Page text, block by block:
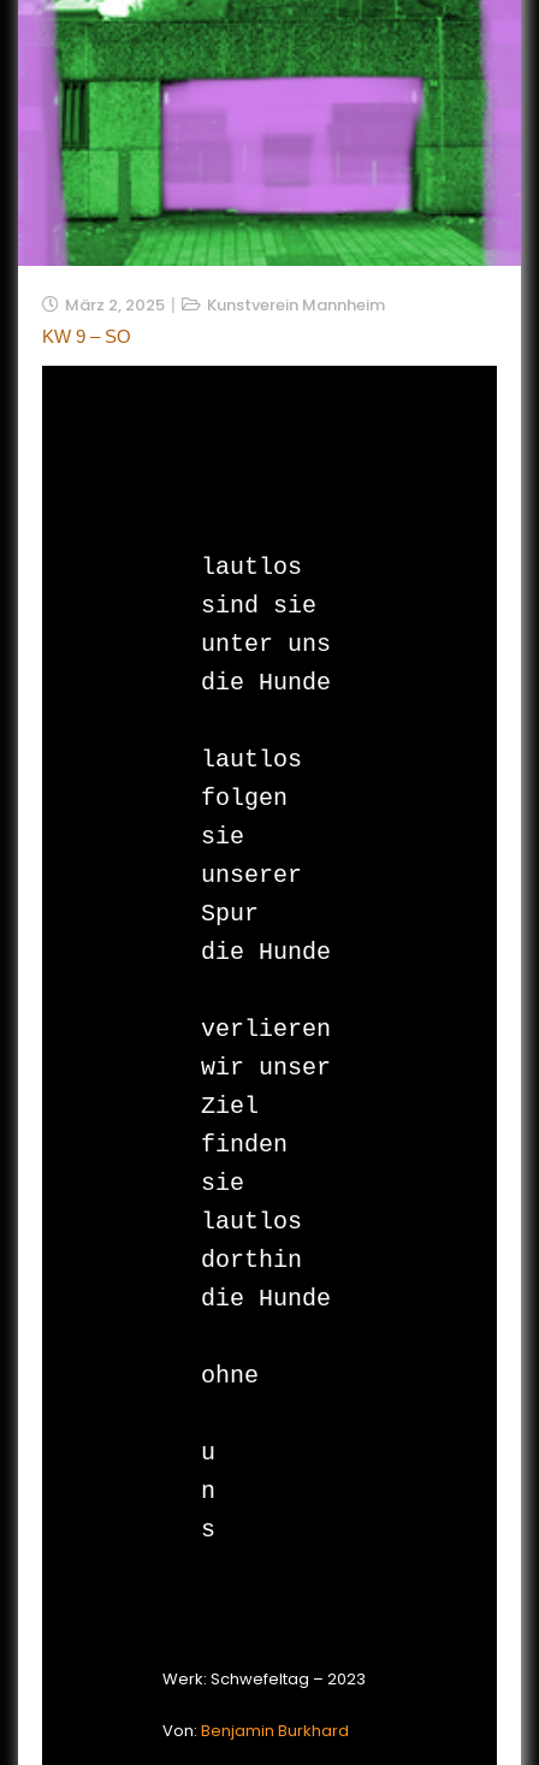
März 2, 2025 Kunstverein Mannheim
KW 9 – SO
lautlos
sind sie
unter uns
die Hunde
lautlos
folgen
sie
unserer
Spur
die Hunde
verlieren
wir unser
Ziel
finden
sie
lautlos
dorthin
die Hunde
ohne
u
n
s
Werk: Schwefeltag – 2023
Von: Benjamin Burkhard